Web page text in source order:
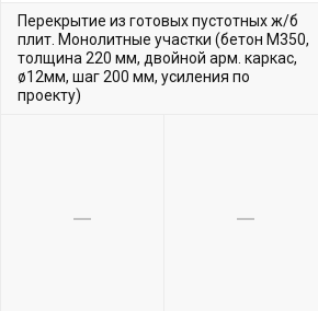
Перекрытие из готовых пустотных ж/б
плит. Монолитные участки (бетон М350,
толщина 220 мм, двойной арм. каркас,
ø12мм, шаг 200 мм, усиления по
проекту)